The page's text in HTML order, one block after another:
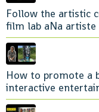
Follow the artistic
film lab aNa artiste
How to promote a
interactive